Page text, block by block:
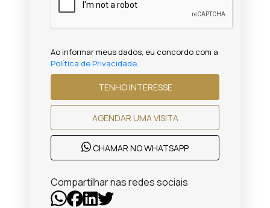
Ao informar meus dados, eu concordo com a
Política de Privacidade.
TENHO INTERESSE
AGENDAR UMA VISITA
CHAMAR NO WHATSAPP
Compartilhar nas redes sociais